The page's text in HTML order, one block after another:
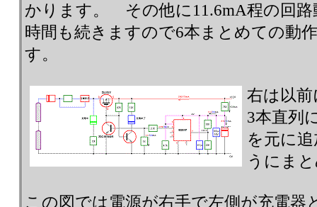
かります。 その他に11.6mA程の回路
時間も続きますので6本まとめての動
す。
右は以
3本直列
を元に
うにま
この図では電源が右手で左側が充電器